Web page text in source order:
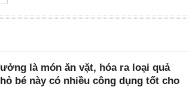
là món ăn vặt, hóa ra loại quả
bé này có nhiều công dụng tốt cho